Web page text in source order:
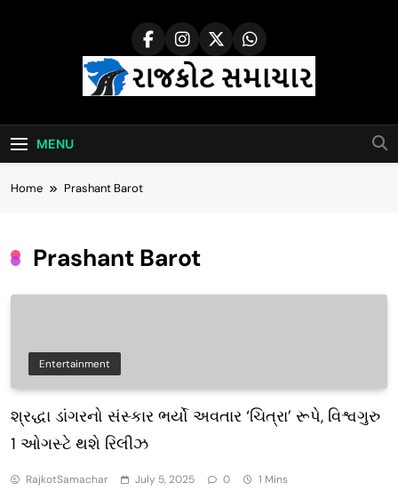
Rajkot Samachar
MENU
Home Prashant Barot
Prashant Barot
Entertainment
શ્રદ્ધા ડાંગરનો સંસ્કાર ભર્યો અવતાર ‘ચિત્રા’ રૂપે, વિશ્વગુરુ
1 ઓગસ્ટે થશે રિલીઝ
RajkotSamachar July 5, 2025 0 1 Mins